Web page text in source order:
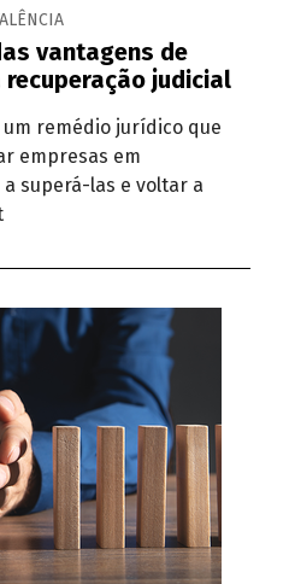
vantagens de
judicial
remédio jurídico que
empresas em
superá-las e voltar a